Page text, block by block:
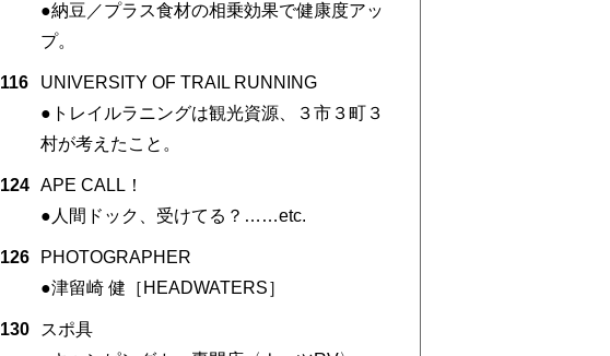
●納豆／プラス食材の相乗効果で健康度アッ
プ。
116
UNIVERSITY OF TRAIL RUNNING
●トレイルラニングは観光資源、３市３町３
村が考えたこと。
124 APE CALL！
●人間ドック、受けてる？……etc.
126
PHOTOGRAPHER
●津留崎 健［HEADWATERS］
130
スポ具